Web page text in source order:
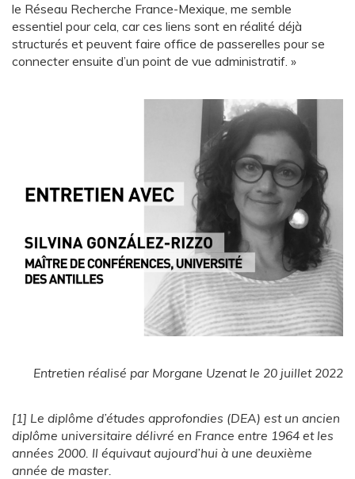
le Réseau Recherche France-Mexique, me semble
essentiel pour cela, car ces liens sont en réalité déjà
structurés et peuvent faire office de passerelles pour se
connecter ensuite d’un point de vue administratif. »
Entretien réalisé par Morgane Uzenat le 20 juillet 2022
[1] Le diplôme d’études approfondies (DEA) est un ancien
diplôme universitaire délivré en France entre 1964 et les
années 2000. Il équivaut aujourd’hui à une deuxième
année de master.